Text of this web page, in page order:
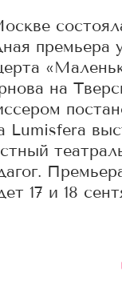
премьера
на
Lumisfera
17 и 18